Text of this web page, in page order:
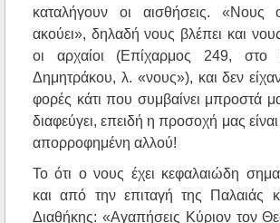
καταλήγουν οι αισθήσεις. «Νους
ακούει», δηλαδή νους βλέπει και
οι αρχαίοι (Επίχαρμος 249, στο
Δημητράκου, λ. «νους»), και δεν
φορές κάτι που συμβαίνει μπροστά
διαφεύγει, επειδή η προσοχή μας
απορροφημένη αλλού!
Το ότι ο νους έχει κεφαλαιώδη
και από την επιταγή της Παλαιάς
Διαθήκης: «Αγαπήσεις Κύριον τον